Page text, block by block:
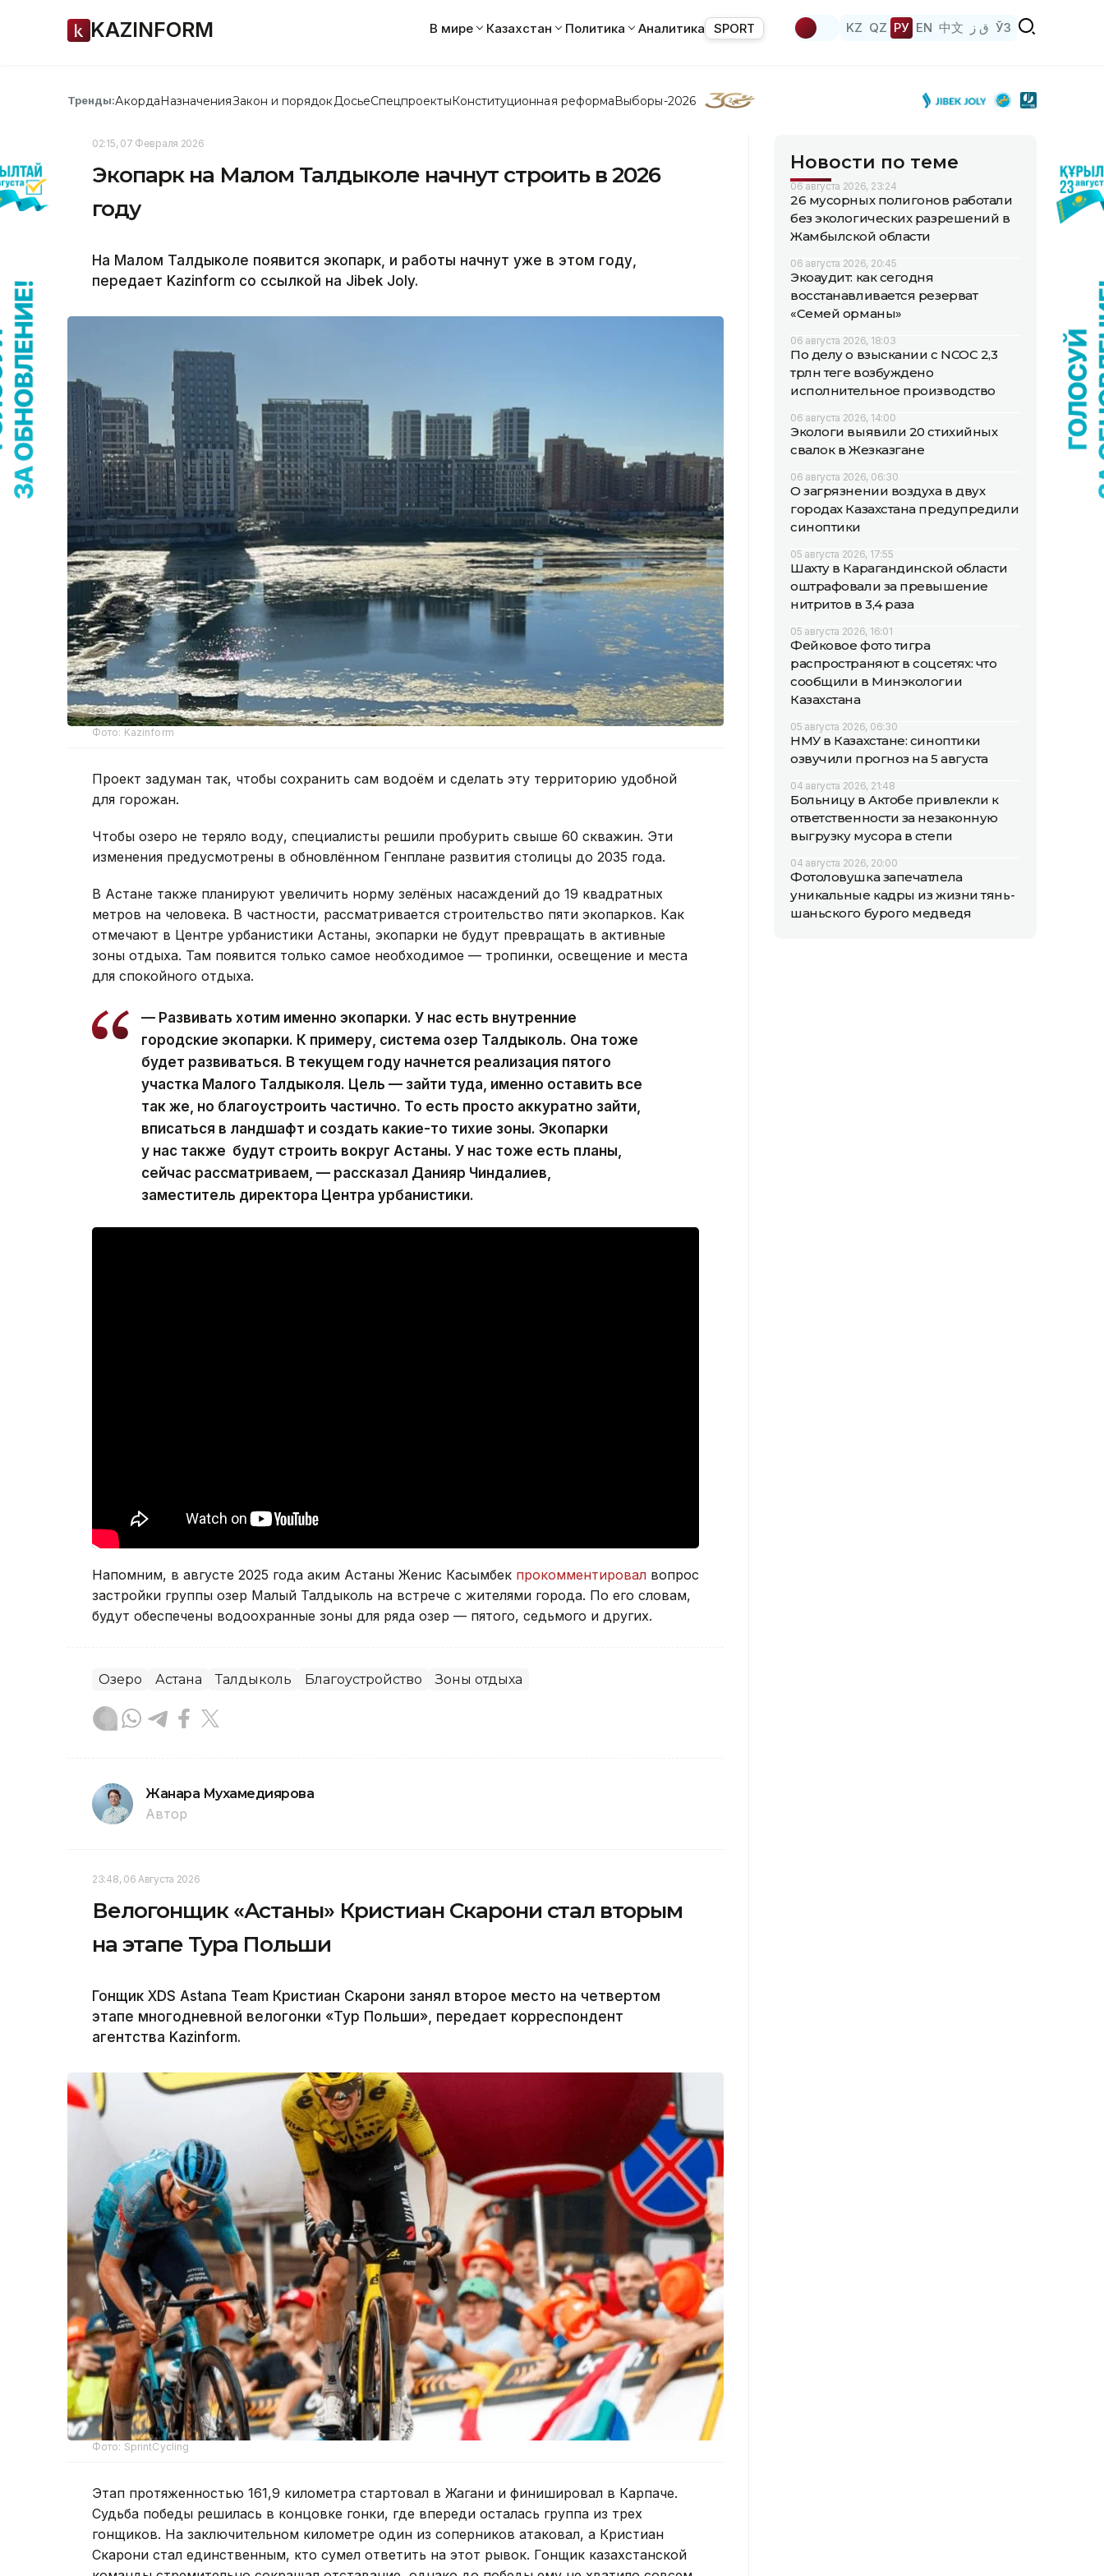
KAZINFORM В мире Казахстан Политика Аналитика SPORT KZ QZ РУ EN 中文 ق ز ЎЗ
Тренды:АкордаНазначенияЗакон и порядок ДосьеСпецпроектыКонституционная реформаВыборы-2026
02:15, 07 Февраля 2026
Экопарк на Малом Талдыколе начнут строить в 2026
году
На Малом Талдыколе появится экопарк, и работы начнут уже в этом году,
передает Kazinform со ссылкой на Jibek Joly.
Фото: Kazinform
Проект задуман так, чтобы сохранить сам водоём и сделать эту территорию удобной
для горожан.
Чтобы озеро не теряло воду, специалисты решили пробурить свыше 60 скважин. Эти
изменения предусмотрены в обновлённом Генплане развития столицы до 2035 года.
В Астане также планируют увеличить норму зелёных насаждений до 19 квадратных
метров на человека. В частности, рассматривается строительство пяти экопарков. Как
отмечают в Центре урбанистики Астаны, экопарки не будут превращать в активные
зоны отдыха. Там появится только самое необходимое — тропинки, освещение и места
для спокойного отдыха.
— Развивать хотим именно экопарки. У нас есть внутренние
городские экопарки. К примеру, система озер Талдыколь. Она тоже
будет развиваться. В текущем году начнется реализация пятого
участка Малого Талдыколя. Цель — зайти туда, именно оставить все
так же, но благоустроить частично. То есть просто аккуратно зайти,
вписаться в ландшафт и создать какие-то тихие зоны. Экопарки
у нас также будут строить вокруг Астаны. У нас тоже есть планы,
сейчас рассматриваем, — рассказал Данияр Чиндалиев,
заместитель директора Центра урбанистики.
Напомним, в августе 2025 года аким Астаны Женис Касымбек прокомментировал вопрос
застройки группы озер Малый Талдыколь на встрече с жителями города. По его словам,
будут обеспечены водоохранные зоны для ряда озер — пятого, седьмого и других.
Озеро Астана Талдыколь Благоустройство Зоны отдыха
Жанара Мухамедиярова
Автор
23:48, 06 Августа 2026
Велогонщик «Астаны» Кристиан Скарони стал вторым
на этапе Тура Польши
Гонщик XDS Astana Team Кристиан Скарони занял второе место на четвертом
этапе многодневной велогонки «Тур Польши», передает корреспондент
агентства Kazinform.
Фото: SprintCycling
Этап протяженностью 161,9 километра стартовал в Жагани и финишировал в Карпаче.
Судьба победы решилась в концовке гонки, где впереди осталась группа из трех
гонщиков. На заключительном километре один из соперников атаковал, а Кристиан
Скарони стал единственным, кто сумел ответить на этот рывок. Гонщик казахстанской
Новости по теме
06 августа 2026, 23:24
26 мусорных полигонов работали
без экологических разрешений в
Жамбылской области
06 августа 2026, 20:45
Экоаудит: как сегодня
восстанавливается резерват
«Семей орманы»
06 августа 2026, 18:03
По делу о взыскании с NCOC 2,3
трлн теңге возбуждено
исполнительное производство
06 августа 2026, 14:00
Экологи выявили 20 стихийных
свалок в Жезказгане
06 августа 2026, 06:30
О загрязнении воздуха в двух
городах Казахстана предупредили
синоптики
05 августа 2026, 17:55
Шахту в Карагандинской области
оштрафовали за превышение
нитритов в 3,4 раза
05 августа 2026, 16:01
Фейковое фото тигра
распространяют в соцсетях: что
сообщили в Минэкологии
Казахстана
05 августа 2026, 06:30
НМУ в Казахстане: синоптики
озвучили прогноз на 5 августа
04 августа 2026, 21:48
Больницу в Актобе привлекли к
ответственности за незаконную
выгрузку мусора в степи
04 августа 2026, 20:00
Фотоловушка запечатлела
уникальные кадры из жизни тянь-
шаньского бурого медведя